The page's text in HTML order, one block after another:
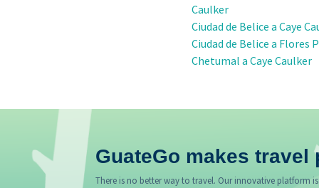
Caulker
Ciudad de Belice a Caye
Ciudad de Belice a Flores
Chetumal a Caye Caulker
GuateGo makes travel
There is no better way to travel. Our innovative platform